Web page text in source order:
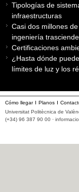
Tipologías de
infraestructuras
Casi dos millones
ingeniería
Certificaciones
¿Hasta dónde
límites de luz y los
Cómo llegar Planos
Universitat Politècnica de
(+34) 96 387 90 00 ·